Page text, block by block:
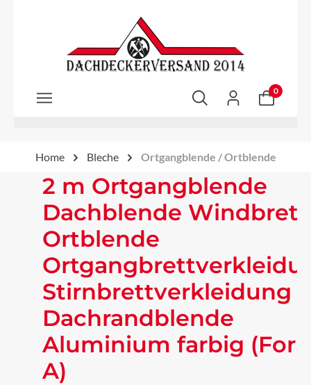
Zum Hauptinhalt springen
0
Home Bleche Ortgangblende / Ortblende
2 m Ortgangblende
Dachblende Windbrett
Ortblende
Stirnbrettverkleidung
Dachrandblende
Aluminium farbig
A)